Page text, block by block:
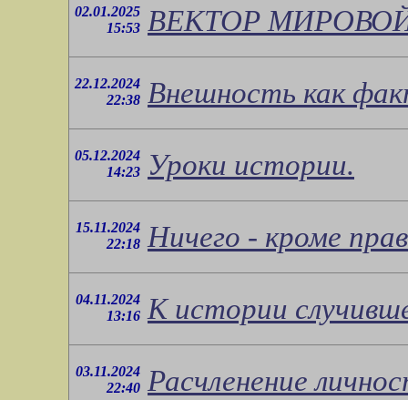
02.01.2025
15:53 ВЕКТОР
22.12.2024
22:38 Внешность как
05.12.2024
14:23
Уроки истории.
15.11.2024
22:18 Ничего - кроме
04.11.2024
13:16 К истории
03.11.2024
22:40 Расчленение